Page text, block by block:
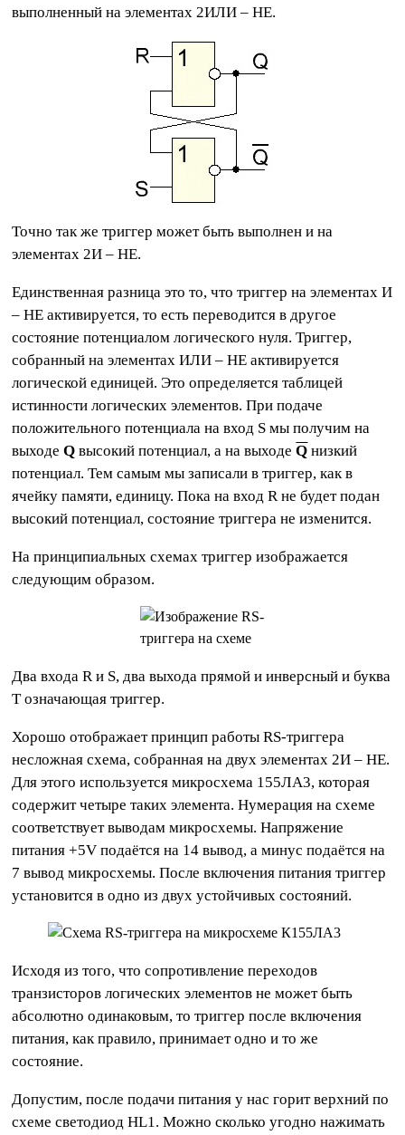
выполненный на элементах 2ИЛИ – НЕ.
Точно так же триггер может быть выполнен и на
элементах 2И – НЕ.
Единственная разница это то, что триггер на элементах И
– НЕ активируется, то есть переводится в другое
состояние потенциалом логического нуля. Триггер,
собранный на элементах ИЛИ – НЕ активируется
логической единицей. Это определяется таблицей
истинности логических элементов. При подаче
положительного потенциала на вход S мы получим на
выходеQ высокий потенциал, а на выходеQ низкий
потенциал. Тем самым мы записали в триггер, как в
ячейку памяти, единицу. Пока на вход R не будет подан
высокий потенциал, состояние триггера не изменится.
На принципиальных схемах триггер изображается
следующим образом.
Два входа R и S, два выхода прямой и инверсный и буква
Т означающая триггер.
Хорошо отображает принцип работы RS-триггера
несложная схема, собранная на двух элементах 2И – НЕ.
Для этого используется микросхема 155ЛА3, которая
содержит четыре таких элемента. Нумерация на схеме
соответствует выводам микросхемы. Напряжение
питания +5V подаётся на 14 вывод, а минус подаётся на
7 вывод микросхемы. После включения питания триггер
установится в одно из двух устойчивых состояний.
Исходя из того, что сопротивление переходов
транзисторов логических элементов не может быть
абсолютно одинаковым, то триггер после включения
питания, как правило, принимает одно и то же
состояние.
Допустим, после подачи питания у нас горит верхний по
схеме светодиод HL1. Можно сколько угодно нажимать